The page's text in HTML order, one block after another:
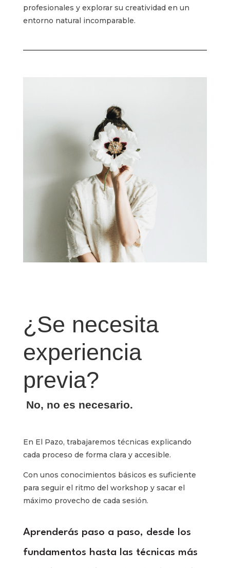
profesionales y explorar su creatividad en un
entorno natural incomparable.
¿Se necesita
experiencia
previa?
No, no es necesario.
En El Pazo, trabajaremos técnicas explicando
cada proceso de forma clara y accesible.
Con unos conocimientos básicos es suficiente
para seguir el ritmo del workshop y sacar el
máximo provecho de cada sesión.
Aprenderás paso a paso, desde los
fundamentos hasta las técnicas más